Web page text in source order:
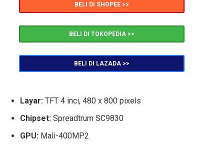
BELI DI SHOPEE >>
BELI DI TOKOPEDIA >>
BELI DI LAZADA >>
Layar: TFT 4 inci, 480 x 800 pixels
Chipset: Spreadtrum SC9830
GPU: Mali-400MP2